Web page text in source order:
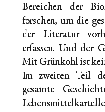
Bereichen der
forschen, um die
der Literatur
erfassen. Und der
Mit Grünkohl ist
Im zweiten Teil
gesamte